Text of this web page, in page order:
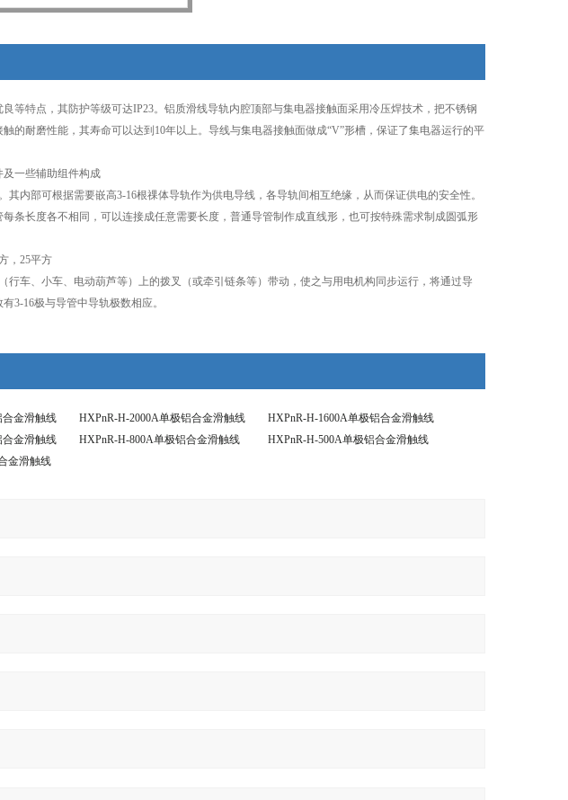
等特点，其防护等级可达IP23。铝质滑线导轨内腔顶部与集电器接触面采用冷压焊技术，把不锈钢
的耐磨性能，其寿命可以达到10年以上。导线与集电器接触面做成“V”形槽，保证了集电器运行的平
一些辅助组件构成
内部可根据需要嵌高3-16根祼体导轨作为供电导线，各导轨间相互绝缘，从而保证供电的安全性。
条长度各不相同，可以连接成任意需要长度，普通导管制作成直线形，也可按特殊需求制成圆弧形
，25平方
车、小车、电动葫芦等）上的拨叉（或牵引链条等）带动，使之与用电机构同步运行，将通过导
3-16极与导管中导轨极数相应。
合金滑触线 HXPnR-H-2000A单极铝合金滑触线
HXPnR-H-1600A单极铝合金滑触线
合金滑触线 HXPnR-H-800A单极铝合金滑触线
HXPnR-H-500A单极铝合金滑触线
金滑触线